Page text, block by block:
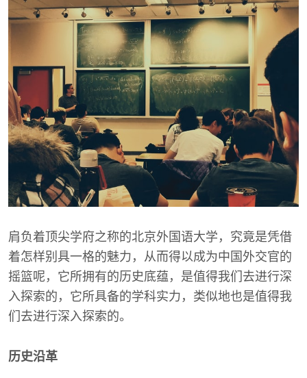
肩负着顶尖学府之称的北京外国语大学，究竟是凭借
着怎样别具一格的魅力，从而得以成为中国外交官的
摇篮呢，它所拥有的历史底蕴，是值得我们去进行深
入探索的，它所具备的学科实力，类似地也是值得我
们去进行深入探索的。
历史沿革